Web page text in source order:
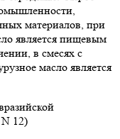
материалов, при
является пищевым
в смесях с
масло является
12)